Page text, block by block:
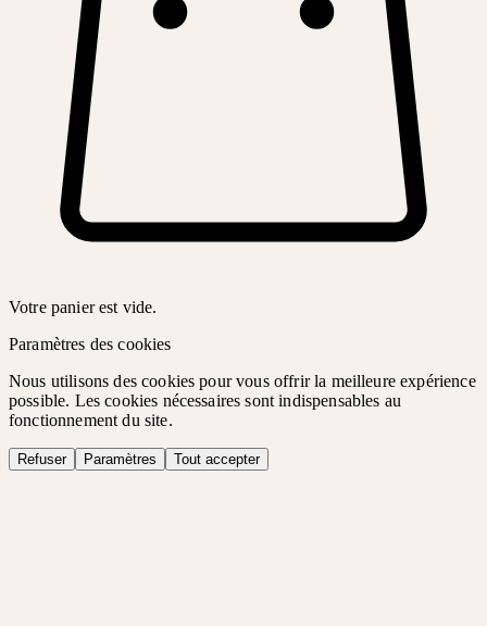
Votre panier est vide.
Paramètres des cookies
Nous utilisons des cookies pour vous offrir la meilleure expérience
possible. Les cookies nécessaires sont indispensables au
fonctionnement du site.
Refuser Paramètres Tout accepter